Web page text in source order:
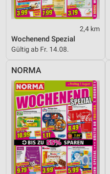
2,4 km
Wochenend Spezial
Gültig ab Fr. 14.08.
NORMA